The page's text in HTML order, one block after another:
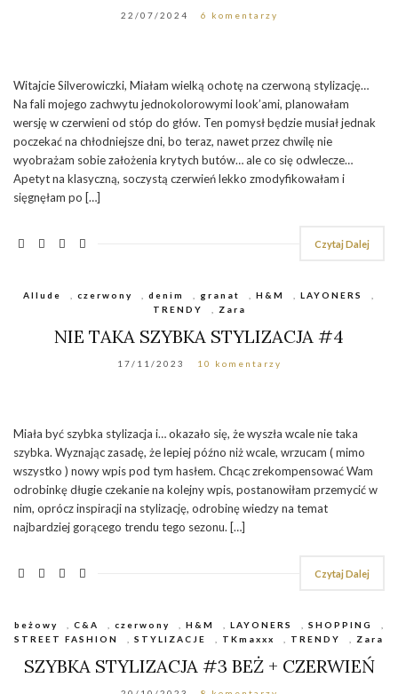
22/07/2024 6 komentarzy
Witajcie Silverowiczki, Miałam wielką ochotę na czerwoną stylizację…
Na fali mojego zachwytu jednokolorowymi look’ami, planowałam
wersję w czerwieni od stóp do głów. Ten pomysł będzie musiał jednak
poczekać na chłodniejsze dni, bo teraz, nawet przez chwilę nie
wyobrażam sobie założenia krytych butów… ale co się odwlecze…
Apetyt na klasyczną, soczystą czerwień lekko zmodyfikowałam i
sięgnęłam po […]
Czytaj Dalej
Allude czerwony denim granat H&M LAYONERS
TRENDY
Zara
NIE TAKA SZYBKA STYLIZACJA #4
17/11/2023 10 komentarzy
Miała być szybka stylizacja i… okazało się, że wyszła wcale nie taka
szybka. Wyznając zasadę, że lepiej późno niż wcale, wrzucam ( mimo
wszystko ) nowy wpis pod tym hasłem. Chcąc zrekompensować Wam
odrobinkę długie czekanie na kolejny wpis, postanowiłam przemycić w
nim, oprócz inspiracji na stylizację, odrobinę wiedzy na temat
najbardziej gorącego trendu tego sezonu. […]
Czytaj Dalej
beżowy C&A czerwony H&M LAYONERS SHOPPING
STREET FASHION
STYLIZACJE TKmaxxx TRENDY Zara
SZYBKA STYLIZACJA #3 BEŻ + CZERWIEŃ